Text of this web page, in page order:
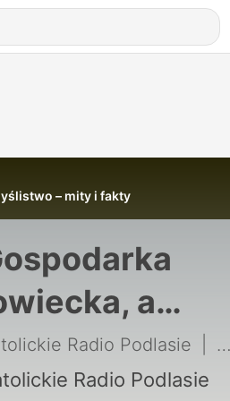
– mity i fakty
a
– mity
Radio Podlasie
Radio Podlasie